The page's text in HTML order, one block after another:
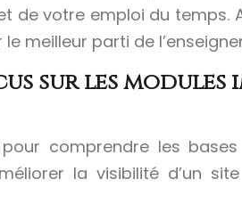
de votre emploi du
meilleur parti de
sur les
comprendre les
la visibilité d’un